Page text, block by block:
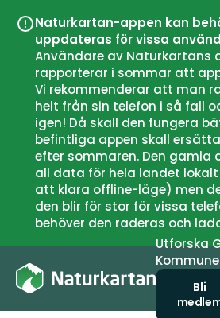
Naturkartan-appen kan
uppdateras för vissa
Användare av Naturkartans
rapporterar i sommar att
Vi rekommenderar att man
helt från sin telefon i så fall
igen! Då skall den fungera
befintliga appen skall
efter sommaren. Den gamla
all data för hela landet
att klara offline-läge) men
den blir för stor för vissa
behöver den raderas och
Utforska
Bli